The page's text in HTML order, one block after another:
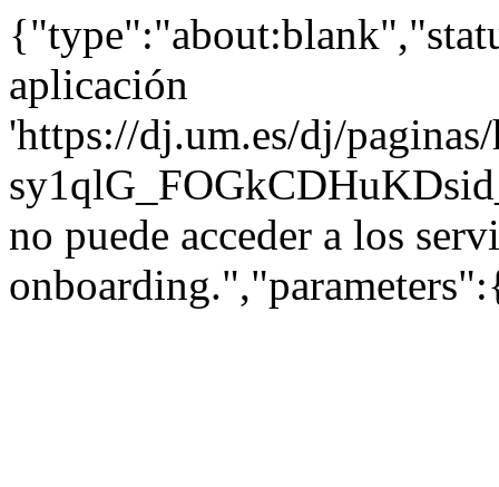
aplicación
'https://dj.um.es/dj/
no puede acceder a los